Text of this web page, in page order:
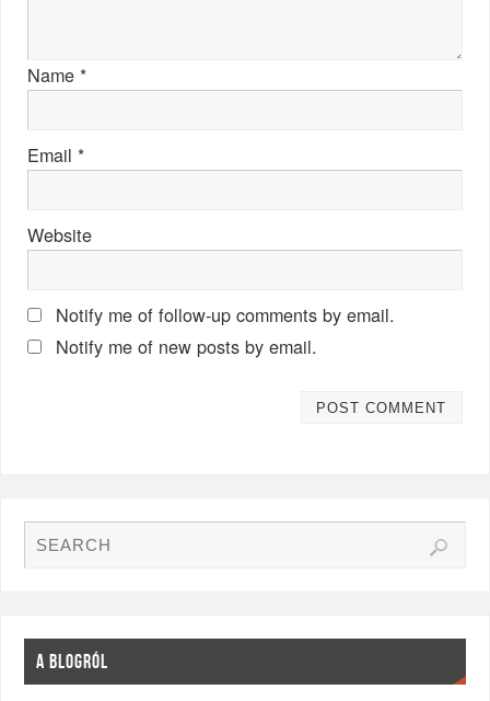
Name*
Email*
Website
Notify me of follow-up comments by email.
Notify me of new posts by email.
A BLOGRÓL